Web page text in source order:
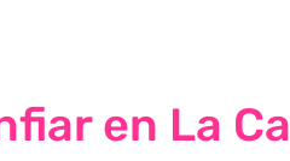
en La